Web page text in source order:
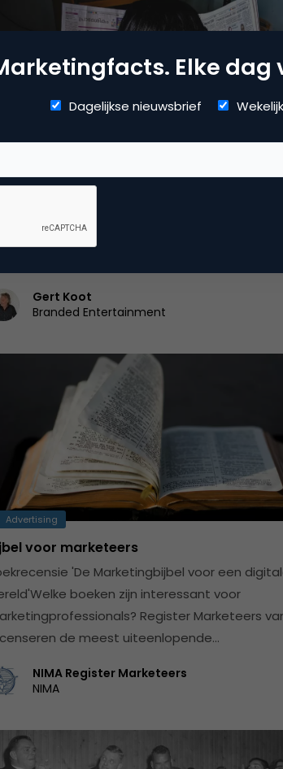
Commerce
en de beste businessboeken
van het jaar, maar gewoon een 'Van Alles
Gert Koot
Branded Entertainment
Advertising
voor marketeers
'De Marketingbijbel voor een
boeken zijn interessant voor
Register Marketeers
de meest uiteenlopende…
NIMA Register Marketeers
NIMA
Elke dag
Dagelijkse nieuwsbrief